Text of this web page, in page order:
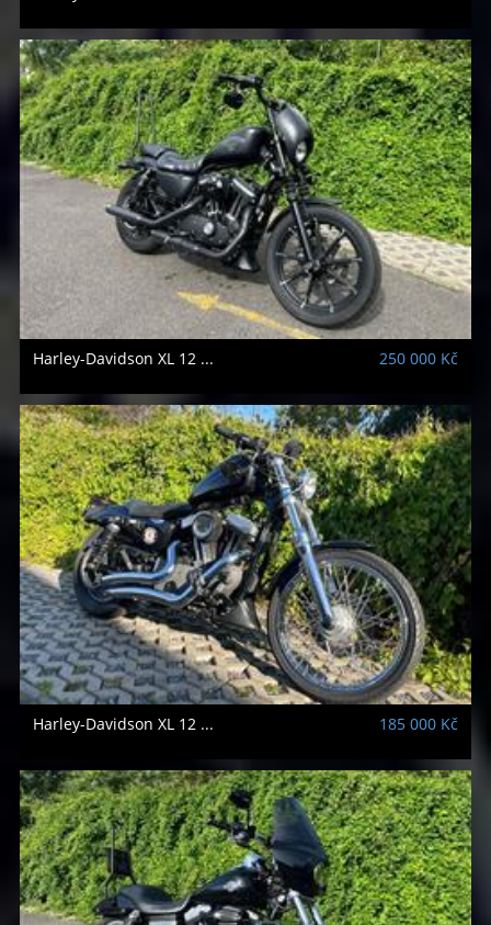
Harley-Davidson XL 12 ... 250 000 Kč
Harley-Davidson XL 12 ... 185 000 Kč